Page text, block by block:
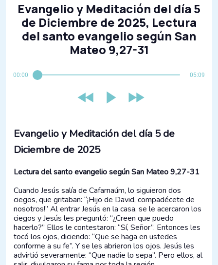
Evangelio y Meditación del día 5
de Diciembre de 2025, Lectura
del santo evangelio según San
Mateo 9,27-31
00:00 05:09
Evangelio y Meditación del día 5 de
Diciembre de 2025
Lectura del santo evangelio según San Mateo 9,27-31
Cuando Jesús salía de Cafarnaúm, lo siguieron dos
ciegos, que gritaban: “¡Hijo de David, compadécete de
nosotros!” Al entrar Jesús en la casa, se le acercaron los
ciegos y Jesús les preguntó: “¿Creen que puedo
hacerlo?” Ellos le contestaron: “Sí, Señor”. Entonces les
tocó los ojos, diciendo: “Que se haga en ustedes
conforme a su fe”. Y se les abrieron los ojos. Jesús les
advirtió severamente: “Que nadie lo sepa”. Pero ellos, al